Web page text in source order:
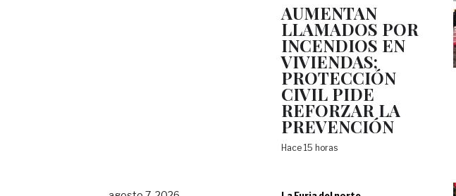
AUMENTAN
LLAMADOS POR
INCENDIOS EN
VIVIENDAS;
PROTECCIÓN
CIVIL PIDE
REFORZAR LA
PREVENCIÓN
Hace 15 horas